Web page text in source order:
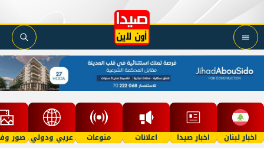
اخبار لبنان اخبار صيدا اعلانات منوعات عربي ودولي صور